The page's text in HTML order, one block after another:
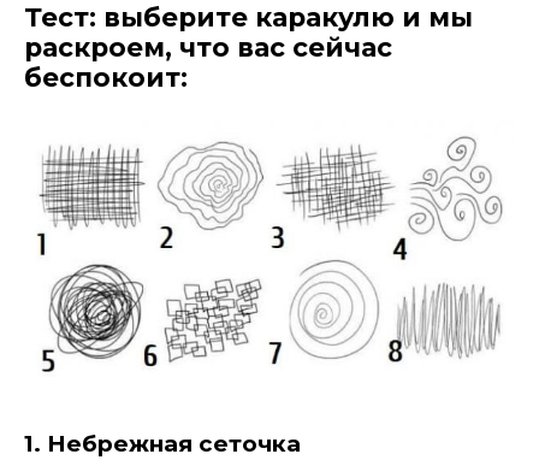
Тест: выберите каракулю и мы
раскроем, что вас сейчас
беспокоит:
1. Небрежная сеточка